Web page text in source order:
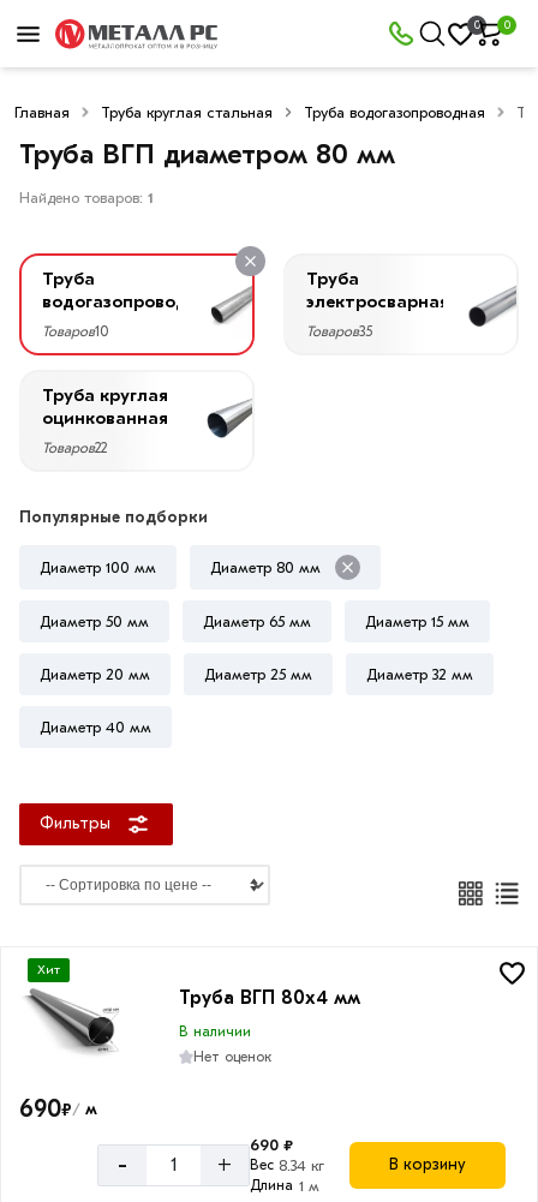
0 0
Главная Труба круглая стальная Труба водогазопроводная
Труба ВГП диаметром 80 мм
Найдено товаров: 1
Труба
водогазопроводная
Товаров10
Труба
электросварная
Товаров35
Труба круглая
оцинкованная
Товаров22
Популярные подборки
Диаметр 100 мм Диаметр 80 мм
Диаметр 50 мм Диаметр 65 мм Диаметр 15 мм
Диаметр 20 мм Диаметр 25 мм Диаметр 32 мм
Диаметр 40 мм
Фильтры
Фильтры
×
Со
скидкой
Цена
руб.
—
Диаметр
мм
стенки
Хит
Труба ВГП 80х4 мм
В наличии
Нет оценок
690₽/ м
- +
690 ₽
Вес 8.34 кг
Длина 1 м
В корзину